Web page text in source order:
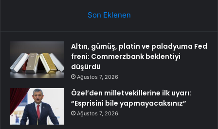
Son Eklenen
Altın, gümüş, platin ve paladyuma Fed
freni: Commerzbank beklentiyi
düşürdü
Ağustos 7, 2026
Özel’den milletvekillerine ilk uyarı:
“Esprisini bile yapmayacaksınız”
Ağustos 7, 2026